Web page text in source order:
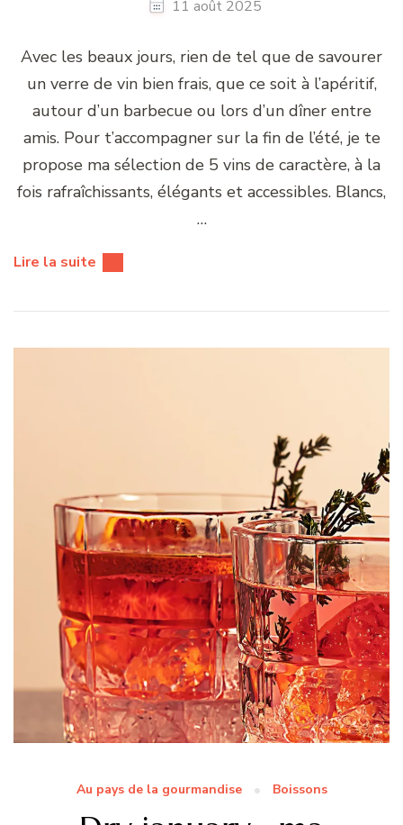
11 août 2025
Avec les beaux jours, rien de tel que de savourer
un verre de vin bien frais, que ce soit à l’apéritif,
autour d’un barbecue ou lors d’un dîner entre
amis. Pour t’accompagner sur la fin de l’été, je te
propose ma sélection de 5 vins de caractère, à la
fois rafraîchissants, élégants et accessibles. Blancs,
…
Lire la suite
Au pays de la gourmandise Boissons